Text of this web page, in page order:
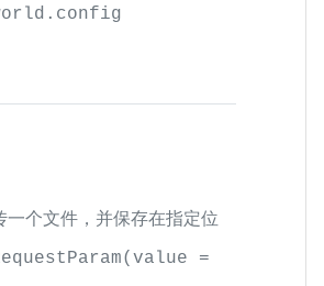
个文件，并保存在指定位
=